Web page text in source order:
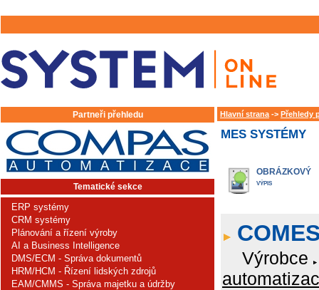
Partneři přehledu
Tematické sekce
ERP systémy
CRM systémy
Plánování a řízení výroby
AI a Business Intelligence
DMS/ECM - Správa dokumentů
HRM/HCM - Řízení lidských zdrojů
EAM/CMMS - Správa majetku a údržby
Hlavní strana -> Přehledy
MES SYSTÉMY
OBRÁZKOVÝ
VÝPIS
Výrobce